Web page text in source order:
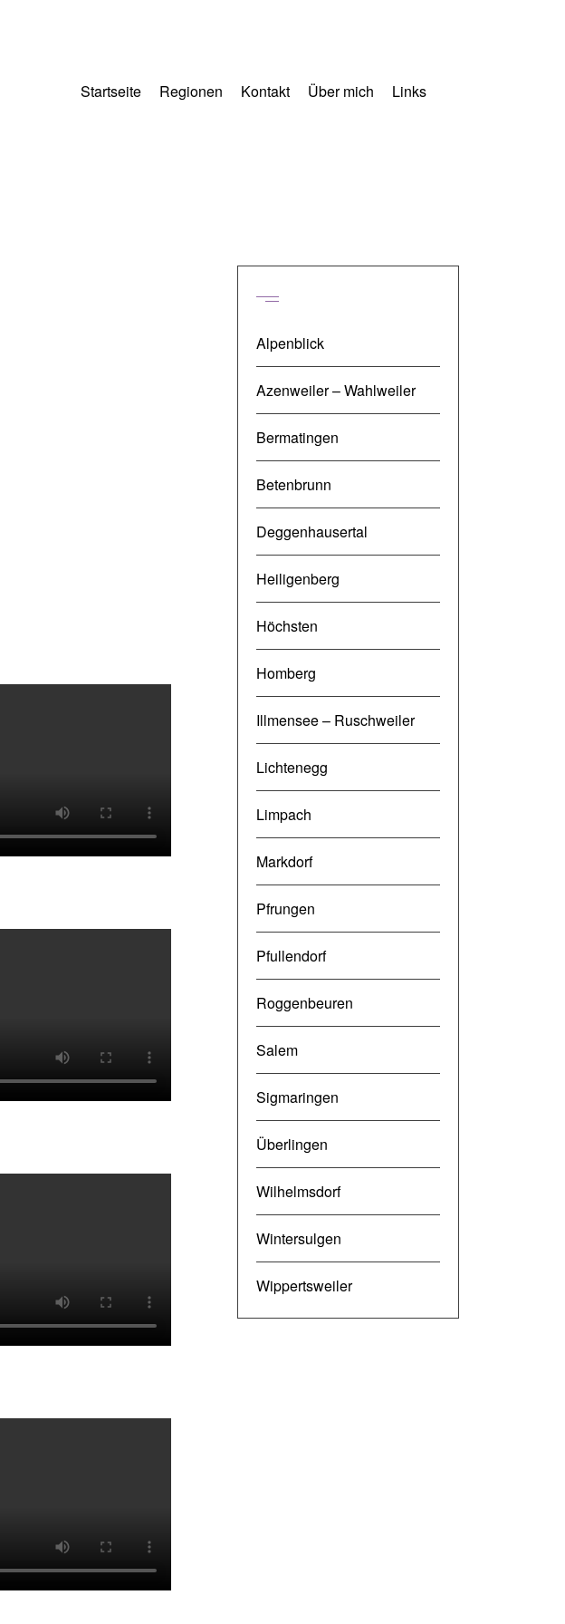
Startseite Regionen Kontakt Über mich Links
Alpenblick
Azenweiler – Wahlweiler
Bermatingen
Betenbrunn
Deggenhausertal
Heiligenberg
Höchsten
Homberg
Illmensee – Ruschweiler
Lichtenegg
Limpach
Markdorf
Pfrungen
Pfullendorf
Roggenbeuren
Salem
Sigmaringen
Überlingen
Wilhelmsdorf
Wintersulgen
Wippertsweiler